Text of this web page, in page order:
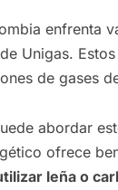
enfrenta
Unigas.
de gases
abordar
ofrece
leña o